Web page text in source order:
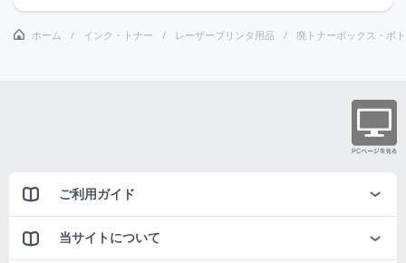
ホーム インク・トナー レーザープリンタ用品 廃トナーボックス・ボ
ご利用ガイド
当サイトについて